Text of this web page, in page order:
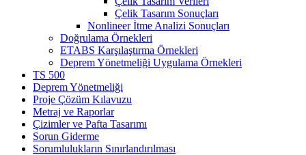
Çelik Tasarım Sonuçları
Nonlineer İtme Analizi Sonuçları
Doğrulama Örnekleri
ETABS Karşılaştırma Örnekleri
Deprem Yönetmeliği Uygulama Örnekleri
TS 500
Deprem Yönetmeliği
Proje Çözüm Kılavuzu
Metraj ve Raporlar
Çizimler ve Pafta Tasarımı
Sorun Giderme
Sorumlulukların Sınırlandırılması